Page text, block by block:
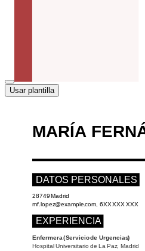
Usar plantilla